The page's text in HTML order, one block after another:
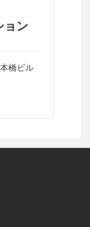
ョン
橋ビル